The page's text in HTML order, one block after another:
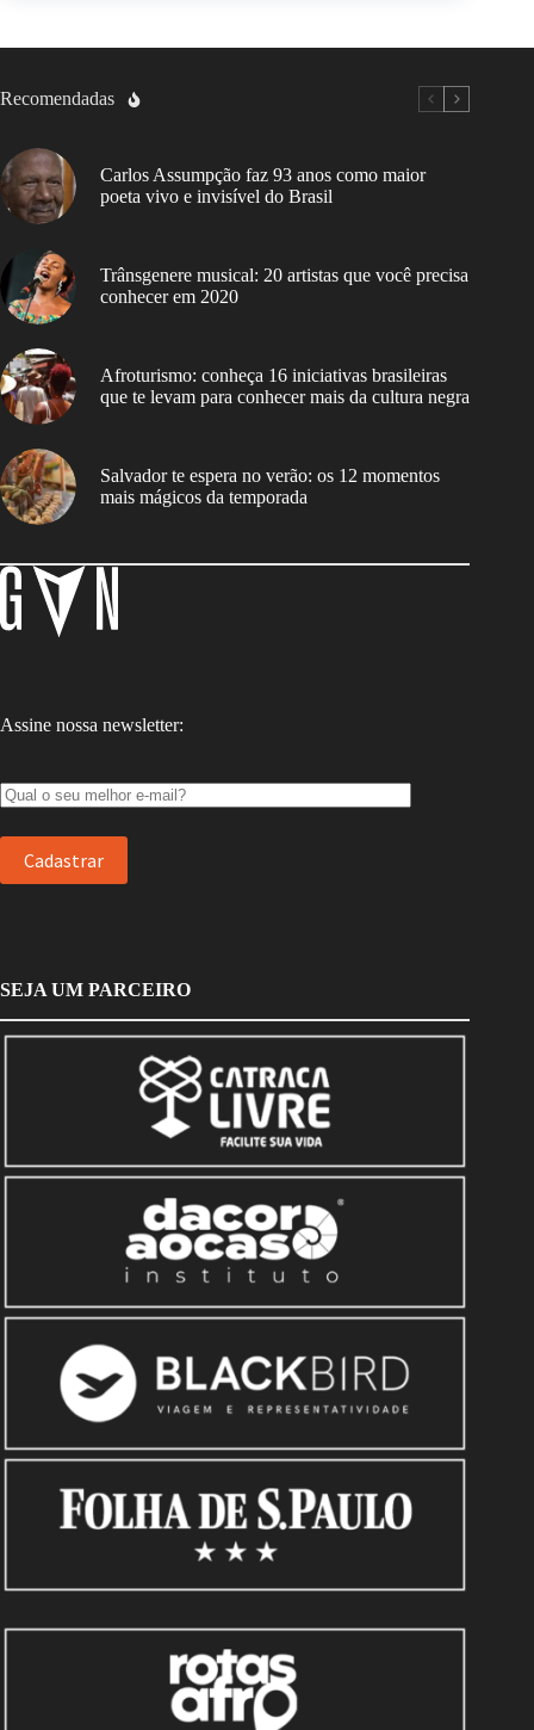
Recomendadas
Carlos Assumpção faz 93 anos como maior
poeta vivo e invisível do Brasil
Trânsgenere musical: 20 artistas que você precisa
conhecer em 2020
Afroturismo: conheça 16 iniciativas brasileiras
que te levam para conhecer mais da cultura negra
Salvador te espera no verão: os 12 momentos
mais mágicos da temporada
Assine nossa newsletter:
SEJA UM PARCEIRO